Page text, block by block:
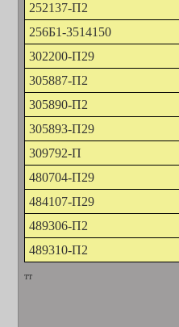
252137-П2
256Б1-3514150
302200-П29
305887-П2
305890-П2
305893-П29
309792-П
480704-П29
484107-П29
489306-П2
489310-П2
тт